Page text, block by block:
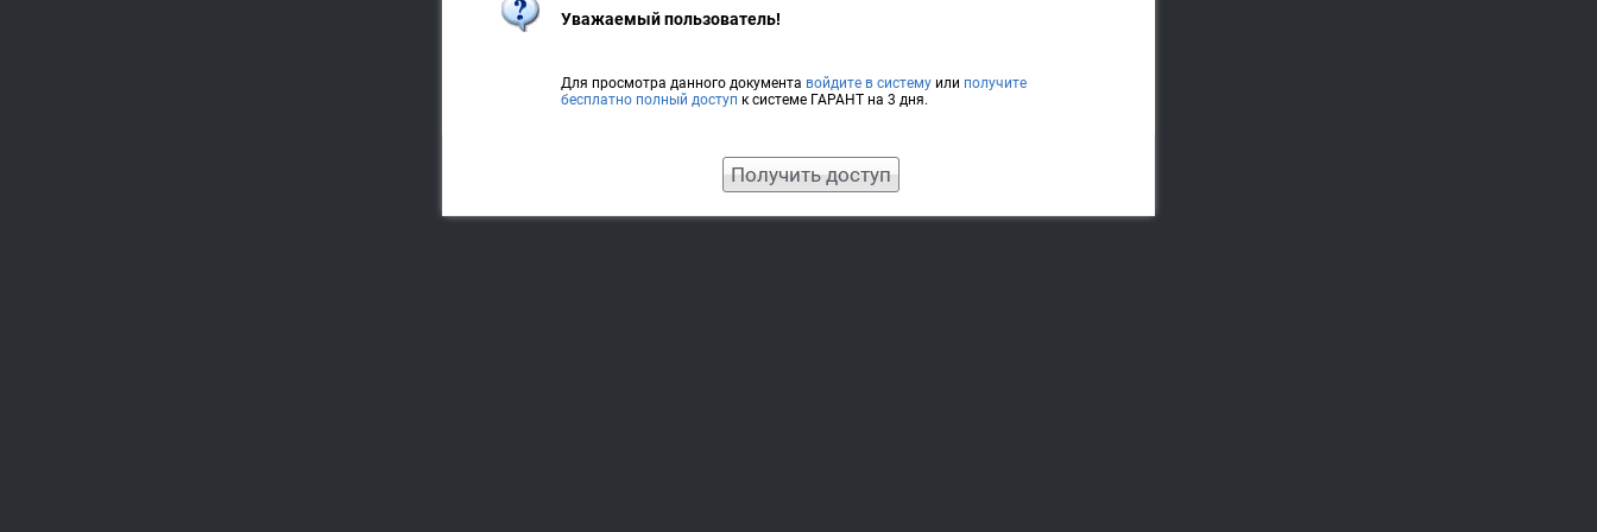
Уважаемый пользователь!
Для просмотра данного документа войдите в систему или получите
бесплатно полный доступ к системе ГАРАНТ на 3 дня.
Получить доступ